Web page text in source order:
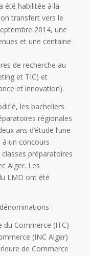
été habilitée à la
transfert vers le
2014, une
et une centaine
de recherche au
et TIC) et
et innovation).
, les bacheliers
régionales
ans d’étude l’une
à un concours
préparatoires
Alger. Les
LMD ont été
:
du Commerce (ITC)
(INC Alger)
de Commerce